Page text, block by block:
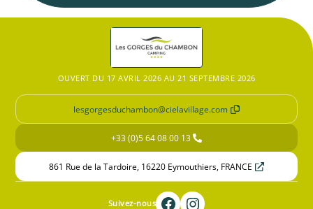
OUVERT DU 17 AVRIL 2026 AU 21 SEPTEMBRE 2026
lesgorgesduchambon@cielavillage.com
+33 (0)5 64 08 00 13
861 Rue de la Tardoire, 16220 Eymouthiers, FRANCE
Suivez-nous